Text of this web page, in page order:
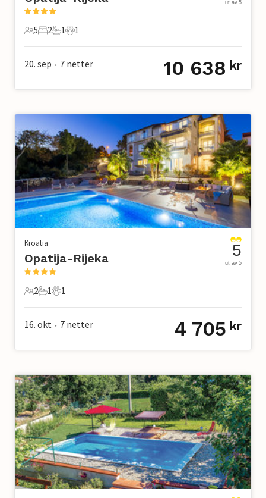
5 Gjester
5
2 Soverom
2
1 Bad
1
1 Kjæledyr
1
ut av 5
20. sep • 7 netter 10 638 kr
Kroatia
Opatija-Rijeka
2 Gjester
2
1 Bad
1
1 Kjæledyr
1
5
ut av 5
16. okt • 7 netter 4 705 kr